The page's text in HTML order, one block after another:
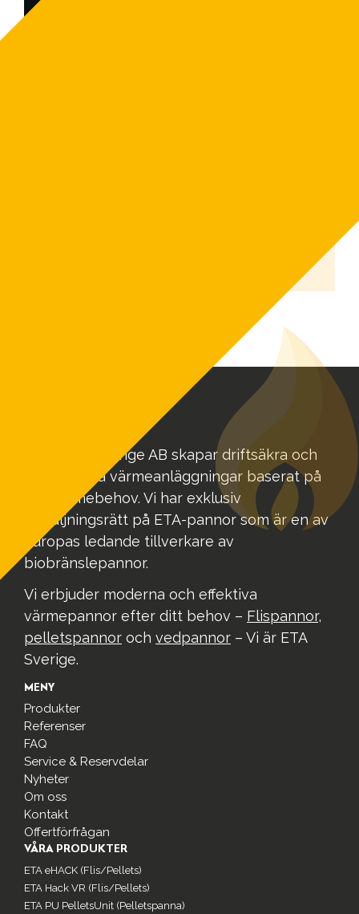
Biovärme Sverige AB skapar driftsäkra och
funktionella värmeanläggningar baserat på
ditt värmebehov. Vi har exklusiv
försäljningsrätt på ETA-pannor som är en av
Europas ledande tillverkare av
biobränslepannor.
Vi erbjuder moderna och effektiva
värmepannor efter ditt behov – Flispannor,
pelletspannor och vedpannor – Vi är ETA
Sverige.
MENY
Produkter
Referenser
FAQ
Service & Reservdelar
Nyheter
Om oss
Kontakt
Offertförfrågan
VÅRA PRODUKTER
ETA eHACK (Flis/Pellets)
ETA Hack VR (Flis/Pellets)
ETA PU PelletsUnit (Pelletspanna)